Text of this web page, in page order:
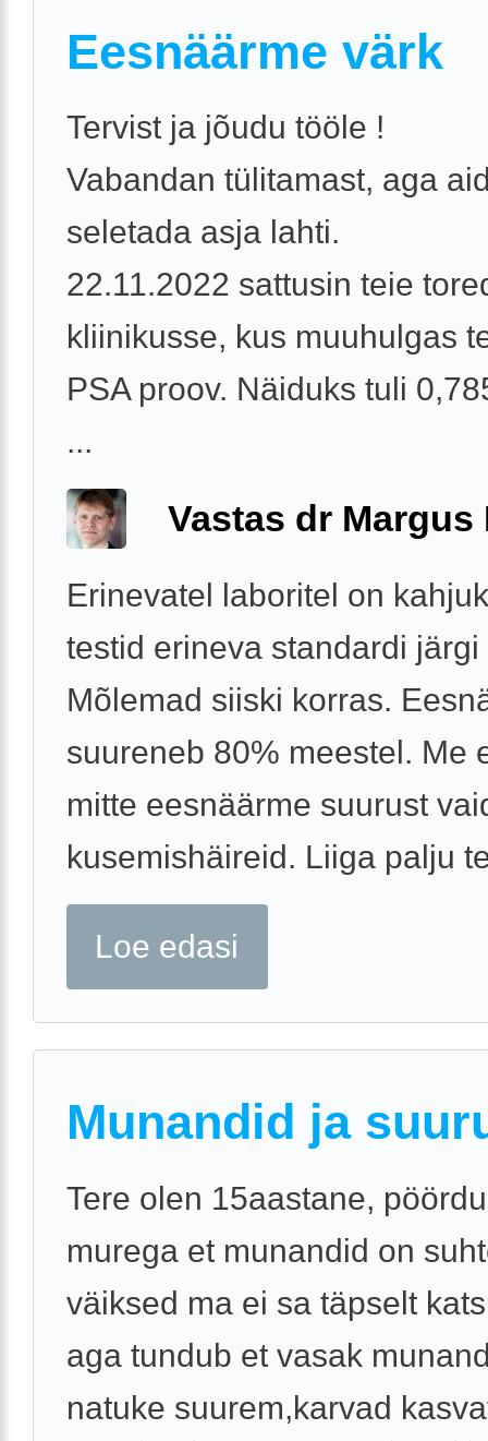
Eesnäärme värk
Tervist ja jõudu tööle !
Vabandan tülitamast, aga
seletada asja lahti.
22.11.2022 sattusin teie
kliinikusse, kus muuhulgas
PSA proov. Näiduks tuli
...
Vastas dr Margus
Erinevatel laboritel on
testid erineva standardi järgi
Mõlemad siiski korras.
suureneb 80% meestel. Me
mitte eesnäärme suurust
kusemishäireid. Liiga palju
Loe edasi
Munandid ja
Tere olen 15aastane,
murega et munandid on
väiksed ma ei sa täpselt
aga tundub et vasak
natuke suurem,karvad